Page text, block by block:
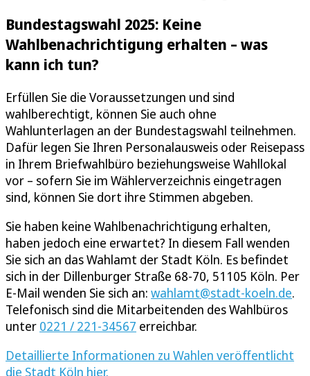
Bundestagswahl 2025: Keine
Wahlbenachrichtigung erhalten – was
kann ich tun?
Erfüllen Sie die Voraussetzungen und sind
wahlberechtigt, können Sie auch ohne
Wahlunterlagen an der Bundestagswahl teilnehmen.
Dafür legen Sie Ihren Personalausweis oder Reisepass
in Ihrem Briefwahlbüro beziehungsweise Wahllokal
vor – sofern Sie im Wählerverzeichnis eingetragen
sind, können Sie dort ihre Stimmen abgeben.
Sie haben keine Wahlbenachrichtigung erhalten,
haben jedoch eine erwartet? In diesem Fall wenden
Sie sich an das Wahlamt der Stadt Köln. Es befindet
sich in der Dillenburger Straße 68-70, 51105 Köln. Per
E-Mail wenden Sie sich an: wahlamt@stadt-koeln.de.
Telefonisch sind die Mitarbeitenden des Wahlbüros
unter 0221 / 221-34567 erreichbar.
Detaillierte Informationen zu Wahlen veröffentlicht
die Stadt Köln hier.